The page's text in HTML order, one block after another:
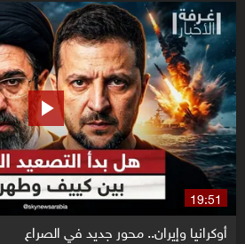
19:51
أوكرانيا وإيران.. محور جديد في الصراع